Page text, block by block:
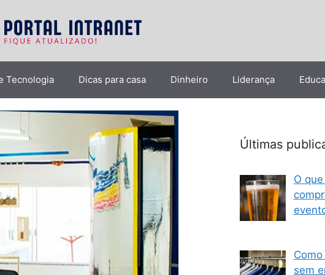
Tecnologia Dicas para casa Dinheiro Liderança
Últimas
O
sem